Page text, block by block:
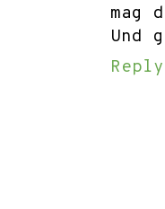
mag
Und
Reply